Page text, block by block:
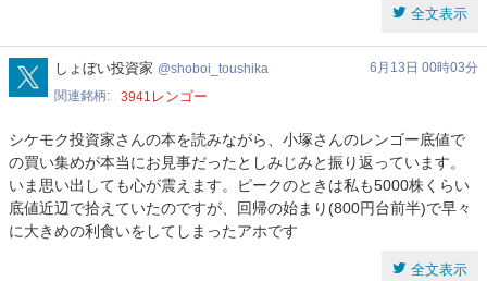
全文表示
shoboi_toushika
しょぼい投資家 shoboi_toushika
6月13日 00時03分
関連銘柄
3941 レンゴー
シケモク投資家さんの本を読みながら、小塚さんのレンゴー底値で
の買い集めが本当にお見事だったとしみじみと振り返っています。
いま思い出しても心が震えます。ピークのときは私も5000株くらい
底値近辺で拾えていたのですが、回帰の始まり(800円台前半)で早々
に大きめの利食いをしてしまったアホです
全文表示